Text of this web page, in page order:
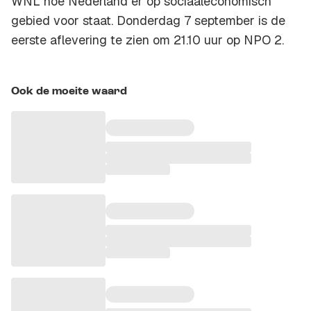
gebied voor staat. Donderdag 7 september is de
eerste aflevering te zien om 21.10 uur op NPO 2.
Ook de moeite waard